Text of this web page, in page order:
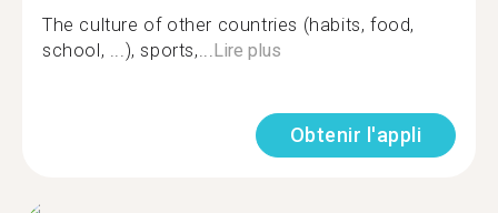
The culture of other countries (habits, food,
school, ...), sports,... Lire plus
Obtenir l'appli